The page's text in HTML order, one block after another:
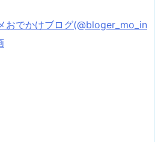
おでかけブログ(@bloger_mo_in